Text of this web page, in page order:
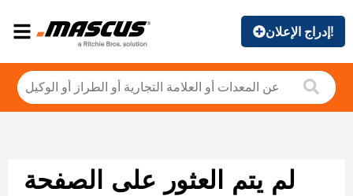
إدراج الإعلان!
لم يتم العثور على الصفحة